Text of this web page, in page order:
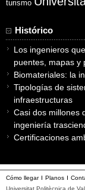
turismo
Histórico
Los ingenieros
puentes, mapas y
Biomateriales: la
Tipologías de
infraestructuras
Casi dos millones
ingeniería
Certificaciones
Cómo llegar Planos
Universitat Politècnica de